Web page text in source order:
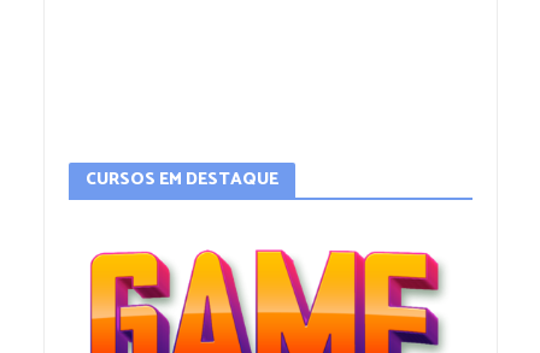
CURSOS EM DESTAQUE